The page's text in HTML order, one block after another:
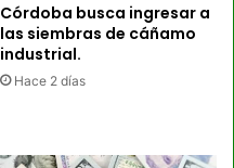
Córdoba busca ingresar a
las siembras de cáñamo
industrial.
Hace 2 días